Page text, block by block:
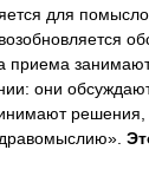
для
приема
они
решения,